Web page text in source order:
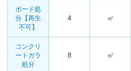
ボード処
分【再生
不可】
4 ㎥
コンクリ
ートガラ
処分
8 ㎥